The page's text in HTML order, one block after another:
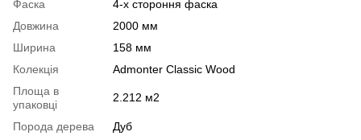
Фаска
4-х стороння фаска
Довжина
2000 мм
Ширина
158 мм
Колекція
Admonter Classic Wood
Площа в
упаковці
2.212 м2
Порода дерева
Дуб